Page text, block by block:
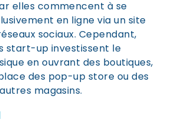
elles commencent à se
en ligne via un site
sociaux. Cependant,
start-up investissent le
en ouvrant des boutiques,
des pop-up store ou des
magasins.